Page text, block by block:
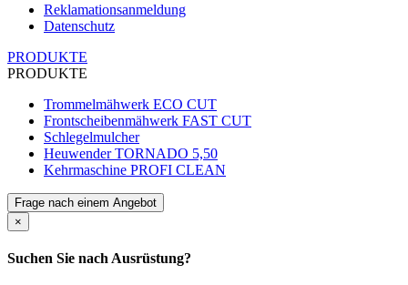
Reklamationsanmeldung
Datenschutz
PRODUKTE
PRODUKTE
Trommelmähwerk ECO CUT
Frontscheibenmähwerk FAST CUT
Schlegelmulcher
Heuwender TORNADO 5,50
Kehrmaschine PROFI CLEAN
Frage nach einem Angebot
×
Suchen Sie nach Ausrüstung?